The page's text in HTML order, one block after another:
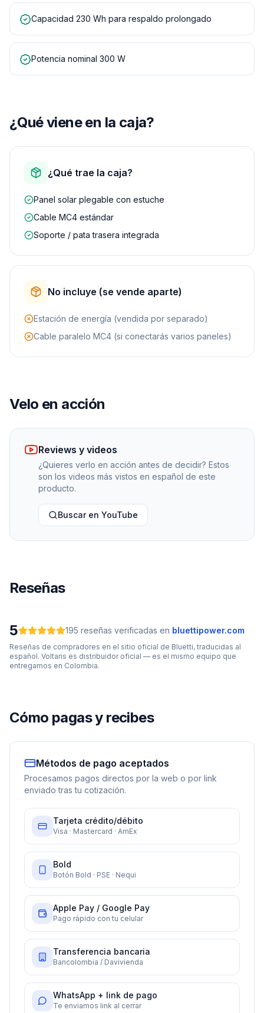
Capacidad 230 Wh para respaldo prolongado
Potencia nominal 300 W
¿Qué viene en la caja?
¿Qué trae la caja?
Panel solar plegable con estuche
Cable MC4 estándar
Soporte / pata trasera integrada
No incluye (se vende aparte)
Estación de energía (vendida por separado)
Cable paralelo MC4 (si conectarás varios paneles)
Velo en acción
Reviews y videos
¿Quieres verlo en acción antes de decidir? Estos
son los videos más vistos en español de este
producto.
Buscar en YouTube
Reseñas
5 195 reseñas verificadas en bluettipower.com
Reseñas de compradores en el sitio oficial de Bluetti, traducidas al
español. Voltaris es distribuidor oficial — es el mismo equipo que
entregamos en Colombia.
Cómo pagas y recibes
Métodos de pago aceptados
Procesamos pagos directos por la web o por link
enviado tras tu cotización.
Tarjeta crédito/débito
Visa · Mastercard · AmEx
Bold
Botón Bold · PSE · Nequi
Apple Pay / Google Pay
Pago rápido con tu celular
Transferencia bancaria
Bancolombia / Davivienda
WhatsApp + link de pago
Te enviamos link al cerrar